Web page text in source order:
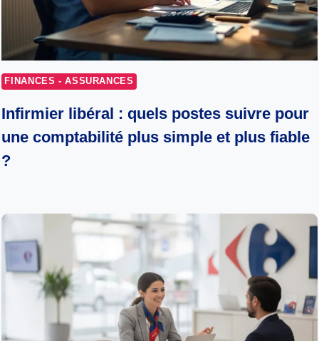
FINANCES - ASSURANCES
Infirmier libéral : quels postes suivre pour
une comptabilité plus simple et plus fiable
?